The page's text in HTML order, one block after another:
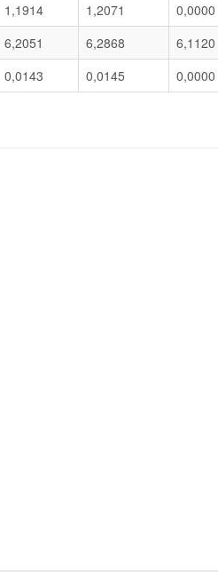
1,1914 1,2071 0,0000
6,2051 6,2868 6,1120
0,0143 0,0145 0,0000